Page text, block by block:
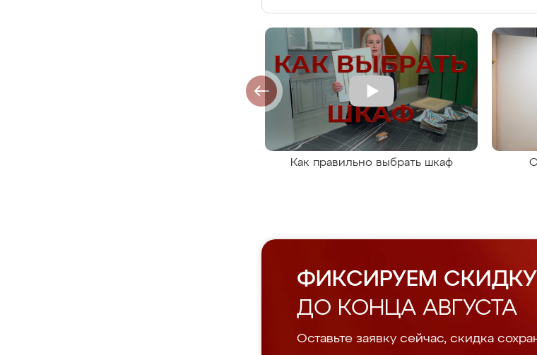
Как правильно выбрать шкаф
ФИКСИРУЕМ СКИДКУ
ДО КОНЦА АВГУСТА
Оставьте заявку сейчас, скидка